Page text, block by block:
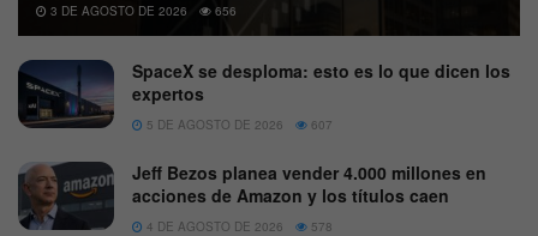
3 DE AGOSTO DE 2026 656
SpaceX se desploma: esto es lo que dicen los
expertos
5 DE AGOSTO DE 2026 607
Jeff Bezos planea vender 4.000 millones en
acciones de Amazon y los títulos caen
4 DE AGOSTO DE 2026 578